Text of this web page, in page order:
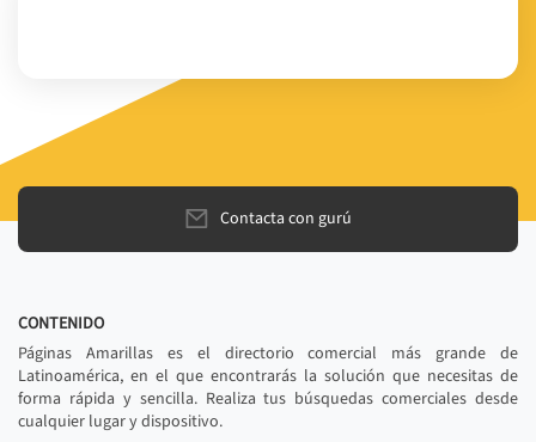
Contacta con gurú
CONTENIDO
Páginas Amarillas es el directorio comercial más grande de
Latinoamérica, en el que encontrarás la solución que necesitas de
forma rápida y sencilla. Realiza tus búsquedas comerciales desde
cualquier lugar y dispositivo.